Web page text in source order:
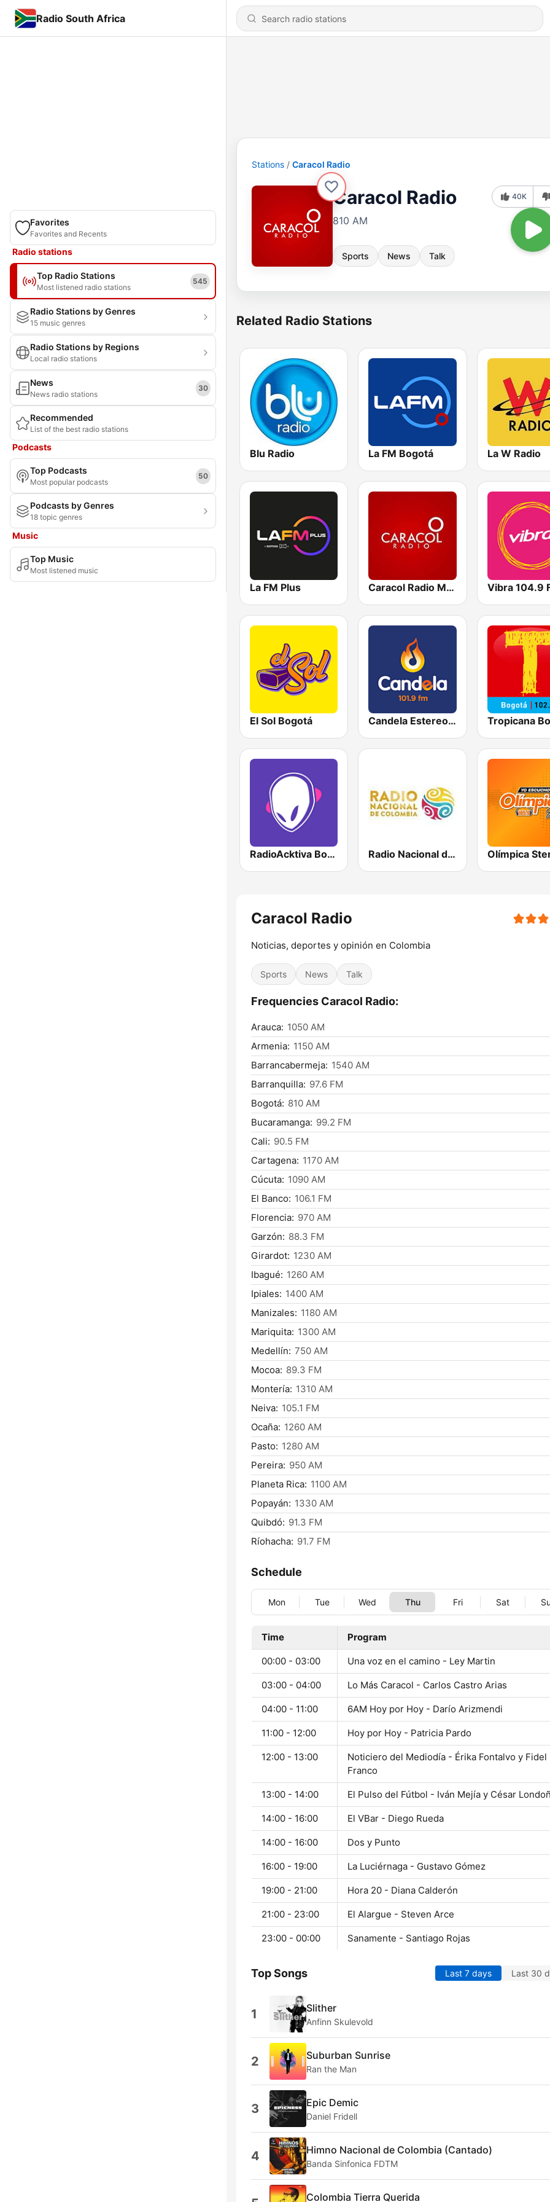
Radio South Africa
Favorites
Favorites and Recents
Radio stations
Top Radio Stations
Most listened radio stations
545
Radio Stations by Genres
15 music genres
Radio Stations by Regions
Local radio stations
News
News radio stations
30
Recommended
List of the best radio stations
Podcasts
Top Podcasts
Most popular podcasts
50
Podcasts by Genres
18 topic genres
Music
Top Music
Most listened music
Stations Caracol Radio
Caracol Radio
810 AM
Sports News Talk
40K
Related Radio Stations
Blu Radio La FM Bogotá La W Radio
La FM Plus Caracol Radio Medellín Vibra 104.9
El Sol Bogotá Candela Estereo 101.9 FM Tropicana
RadioAcktiva Bogotá Radio Nacional de Colombia Bogotá 95.9 FM
Caracol Radio
Noticias, deportes y opinión en Colombia
Sports News Talk
Frequencies Caracol Radio:
Arauca: 1050 AM
Armenia: 1150 AM
Barrancabermeja: 1540 AM
Barranquilla: 97.6 FM
Bogotá: 810 AM
Bucaramanga: 99.2 FM
Cali: 90.5 FM
Cartagena: 1170 AM
Cúcuta: 1090 AM
El Banco: 106.1 FM
Florencia: 970 AM
Garzón: 88.3 FM
Girardot: 1230 AM
Ibagué: 1260 AM
Ipiales: 1400 AM
Manizales: 1180 AM
Mariquita: 1300 AM
Medellín: 750 AM
Mocoa: 89.3 FM
Montería: 1310 AM
Neiva: 105.1 FM
Ocaña: 1260 AM
Pasto: 1280 AM
Pereira: 950 AM
Planeta Rica: 1100 AM
Popayán: 1330 AM
Quibdó: 91.3 FM
Ríohacha: 91.7 FM
Schedule
Mon Tue Wed Thu Fri Sat
Time Program
00:00 - 03:00 Una voz en el camino - Ley Martin
03:00 - 04:00 Lo Más Caracol - Carlos Castro Arias
04:00 - 11:00 6AM Hoy por Hoy - Darío Arizmendi
11:00 - 12:00 Hoy por Hoy - Patricia Pardo
12:00 - 13:00
Noticiero del Mediodía - Érika Fontalvo y Fidel
Franco
13:00 - 14:00 El Pulso del Fútbol - Iván Mejía y César
14:00 - 16:00 El VBar - Diego Rueda
14:00 - 16:00 Dos y Punto
16:00 - 19:00 La Luciérnaga - Gustavo Gómez
19:00 - 21:00 Hora 20 - Diana Calderón
21:00 - 23:00 El Alargue - Steven Arce
23:00 - 00:00 Sanamente - Santiago Rojas
Top Songs Last 7 days Last 30
1 Slither
Anfinn Skulevold
2 Suburban Sunrise
Ran the Man
3 Epic Demic
Daniel Fridell
4 Himno Nacional de Colombia (Cantado)
Banda Sinfonica FDTM
Colombia Tierra Querida